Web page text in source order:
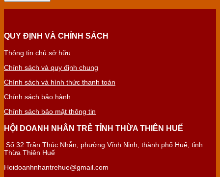
QUY ĐỊNH VÀ CHÍNH SÁCH
Thông tin chủ sở hữu
Chính sách và quy định chung
Chính sách và hình thức thanh toán
Chính sách bảo hành
Chính sách bảo mật thông tin
HỘI DOANH NHÂN TRẺ TỈNH THỪA THIÊN HUẾ
Số 32 Trần Thúc Nhẫn, phường Vĩnh Ninh, thành phố Huế, tỉnh
Thừa Thiên Huế
Hoidoanhnhantrehue@gmail.com